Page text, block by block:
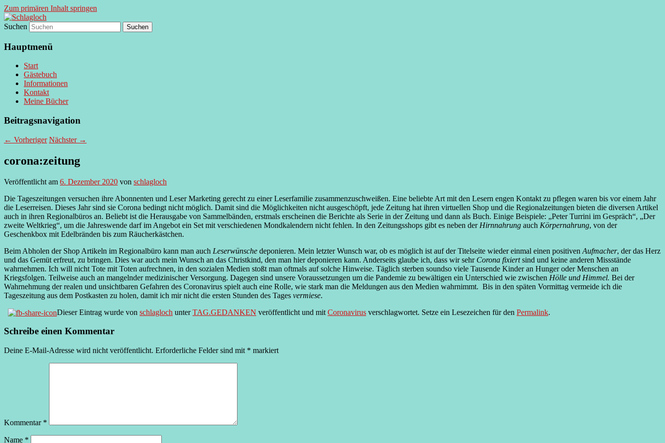
Zum primären Inhalt springen
Schlagloch
supersberger taggedanken
Suchen
Hauptmenü
Start
Gästebuch
Informationen
Kontakt
Meine Bücher
Beitragsnavigation
← Vorheriger Nächster →
corona:zeitung
Veröffentlicht am 6. Dezember 2020 von schlagloch
Die Tageszeitungen versuchen ihre Abonnenten und Leser Marketing gerecht zu einer Leserfamilie zusammenzuschweißen. Eine beliebte Art mit den Lesern engen Kontakt zu pflegen waren bis vor einem Jahr
die Leserreisen. Dieses Jahr sind sie Corona bedingt nicht möglich. Damit sind die Möglichkeiten nicht ausgeschöpft, jede Zeitung hat ihren virtuellen Shop und die Regionalzeitungen bieten die diversen Artikel
auch in ihren Regionalbüros an. Beliebt ist die Herausgabe von Sammelbänden, erstmals erscheinen die Berichte als Serie in der Zeitung und dann als Buch. Einige Beispiele: „Peter Turrini im Gespräch“, „Der
zweite Weltkrieg“, um die Jahreswende darf im Angebot ein Set mit verschiedenen Mondkalendern nicht fehlen. In den Zeitungsshops gibt es neben der Hirnnahrung auch Körpernahrung, von der
Geschenkbox mit Edelbränden bis zum Räucherkästchen.
Beim Abholen der Shop Artikeln im Regionalbüro kann man auch Leserwünsche deponieren. Mein letzter Wunsch war, ob es möglich ist auf der Titelseite wieder einmal einen positiven Aufmacher, der das Herz
und das Gemüt erfreut, zu bringen. Dies war auch mein Wunsch an das Christkind, den man hier deponieren kann. Anderseits glaube ich, dass wir sehr Corona fixiertsind und keine anderen Missstände
wahrnehmen. Ich will nicht Tote mit Toten aufrechnen, in den sozialen Medien stoßt man oftmals auf solche Hinweise. Täglich sterben soundso viele Tausende Kinder an Hunger oder Menschen an
Kriegsfolgen. Teilweise auch an mangelnder medizinischer Versorgung. Dagegen sind unsere Voraussetzungen um die Pandemie zu bewältigen ein Unterschied wie zwischen Hölle und Himmel. Bei der
Wahrnehmung der realen und unsichtbaren Gefahren des Coronavirus spielt auch eine Rolle, wie stark man die Meldungen aus den Medien wahrnimmt. Bis in den späten Vormittag vermeide ich die
Tageszeitung aus dem Postkasten zu holen, damit ich mir nicht die ersten Stunden des Tages vermiese.
Dieser Eintrag wurde von schlagloch unterTAG.GEDANKEN veröffentlicht und mit Coronavirus verschlagwortet. Setze ein Lesezeichen für den Permalink.
Schreibe einen Kommentar
Deine E-Mail-Adresse wird nicht veröffentlicht. Erforderliche Felder sind mit * markiert
Kommentar *
Name *